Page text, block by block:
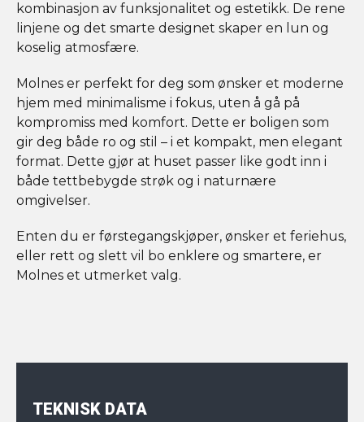
kombinasjon av funksjonalitet og estetikk. De rene
linjene og det smarte designet skaper en lun og
koselig atmosfære.
Molnes er perfekt for deg som ønsker et moderne
hjem med minimalisme i fokus, uten å gå på
kompromiss med komfort. Dette er boligen som
gir deg både ro og stil – i et kompakt, men elegant
format. Dette gjør at huset passer like godt inn i
både tettbebygde strøk og i naturnære
omgivelser.
Enten du er førstegangskjøper, ønsker et feriehus,
eller rett og slett vil bo enklere og smartere, er
Molnes et utmerket valg.
TEKNISK DATA